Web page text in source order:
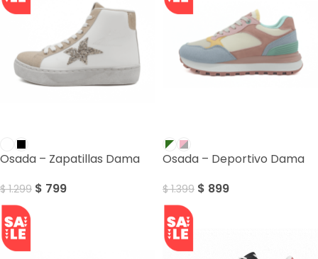
Osada – Zapatillas Dama
$1.299 $ 799
Osada – Deportivo Dama
$1.399 $ 899